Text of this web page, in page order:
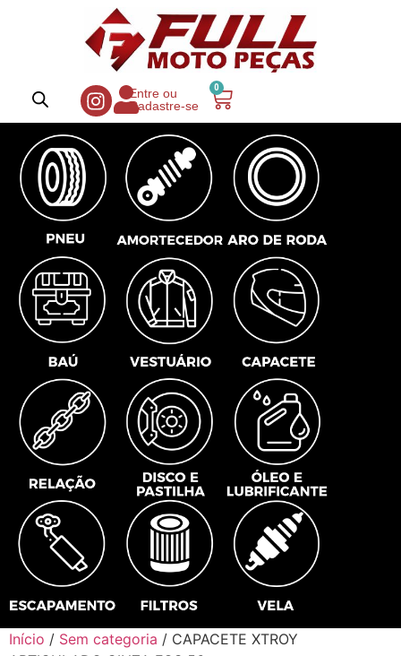
Entre ou
Cadastre-se
0
Início / Sem categoria / CAPACETE XTROY